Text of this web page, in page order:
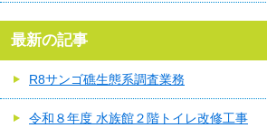
最新の記事
R8サンゴ礁生態系調査業務
令和８年度 水族館２階トイレ改修工事